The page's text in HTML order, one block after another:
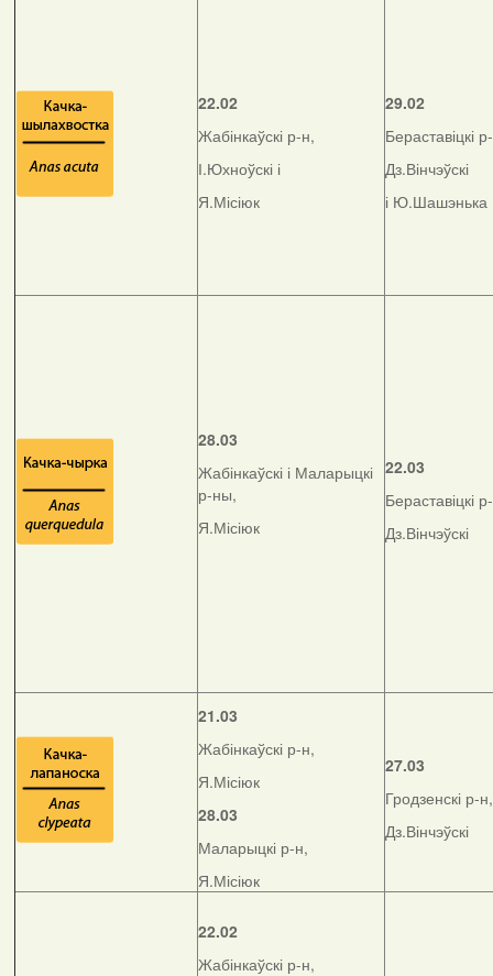
22.02
Жабінкаўскі р-н,
І.Юхноўскі і
Я.Місіюк
29.02
Бераставіцкі
Дз.Вінчэўскі
і Ю.Шашэнька
28.03
Жабінкаўскі і Маларыцкі
р-ны,
Я.Місіюк
22.03
Бераставіцкі
Дз.Вінчэўскі
21.03
Жабінкаўскі р-н,
Я.Місіюк
28.03
Маларыцкі р-н,
Я.Місіюк
27.03
Гродзенскі р-н,
Дз.Вінчэўскі
22.02
Жабінкаўскі р-н,